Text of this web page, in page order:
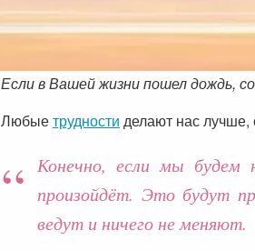
Если в Вашей жизни пошел дождь,
Любыетрудности делают нас
Конечно, если мы будем
произойдёт. Это будут
ведут и ничего не меняют.